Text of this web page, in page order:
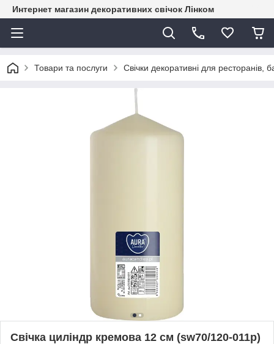
Интернет магазин декоративних свічок Лінком
Товари та послуги Свічки декоративні для ресторанів,
Свічка циліндр кремова 12 см (sw70/120-011р)